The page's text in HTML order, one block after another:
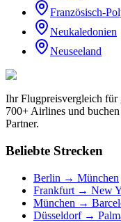
Französisch-
Neukaledonien
Neuseeland
Ihr Flugpreisvergleich für
700+ Airlines und
Partner.
Beliebte Strecken
Berlin → München
Frankfurt → New
München →
Düsseldorf →